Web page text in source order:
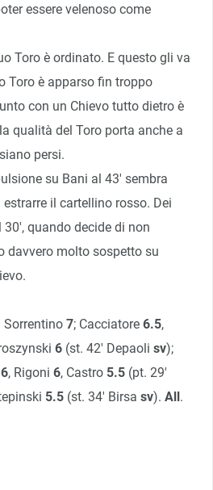
essere velenoso come
Toro è ordinato. E questo gli va
Toro è apparso fin troppo
con un Chievo tutto dietro è
qualità del Toro porta anche a
persi.
su Bani al 43′ sembra
il cartellino rosso. Dei
quando decide di non
davvero molto sospetto su
Sorrentino 7; Cacciatore 6.5,
6 (st. 42′ Depaoli sv);
6, Rigoni 6, Castro 5.5 (pt. 29′
5.5 (st. 34′ Birsa sv). All.